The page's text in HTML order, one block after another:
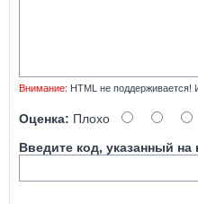
Внимание: HTML не поддерживается!
Оценка: Плохо
Введите код, указанный на